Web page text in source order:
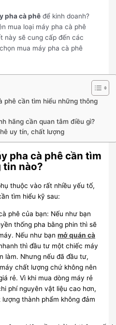
pha cà phêđể kinh doanh?
mua loại máy pha cà phê
này sẽ cung cấp đến các
mua máy pha cà phê
phê cần tìm hiểu những thông
hãng cần quan tâm điều gì?
uy tín, chất lượng
pha cà phê cần tìm
tin nào?
thuộc vào rất nhiều yếu tố,
tìm hiểu kỹ sau:
phê của bạn: Nếu như bạn
thống pha bằng phin thì sẽ
Nếu như bạnmở quán cà
thì đầu tư một chiếc máy
làm. Nhưng nếu đã đầu tư,
chất lượng chứ không nên
rẻ. Vì khi mua dòng máy rẻ
phí nguyên vật liệu cao hơn,
thành phẩm không đảm